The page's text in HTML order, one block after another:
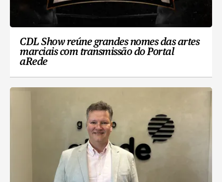
CDL Show reúne grandes nomes das artes
marciais com transmissão do Portal
aRede